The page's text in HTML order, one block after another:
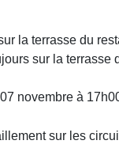
la terrasse du
sur la terrasse
novembre à
sur les